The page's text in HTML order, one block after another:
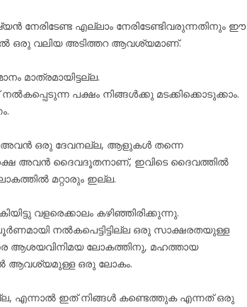
നേരിടേണ്ട എല്ലാം നേരിടേണ്ടിവരുന്നതിനും ഈ
ഒരു വലിയ അടിത്തറ ആവശ്യമാണ്.
മാത്രമായിട്ടല്ല.
പക്ഷം നിങ്ങൾക്കു മടക്കിക്കൊടുക്കാം.
അവൻ ഒരു ദേവനല്ല, ആളുകൾ തന്നെ
അവൻ ദൈവദൂതനാണ്, ഇവിടെ ദൈവത്തിൽ
മറ്റാരും ഇല്ല.
വളരെക്കാലം കഴിഞ്ഞിരിക്കുന്നു.
നൽകപെട്ടിട്ടില്ല ഒരു സാക്ഷരതയുള്ള
ആശയവിനിമയ ലോകത്തിനു, മഹത്തായ
ആവശ്യമുള്ള ഒരു ലോകം.
എന്നാൽ ഇത് നിങ്ങൾ കണ്ടെത്തുക എന്നത് ഒരു